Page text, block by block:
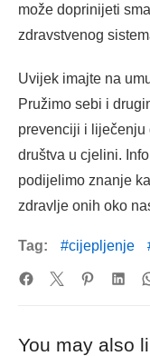
može doprinijeti
zdravstvenog
Uvijek imajte na
Pružimo sebi i
prevenciji i liječenju
društva u cjelini.
podijelimo znanje
zdravlje onih oko
Tag: cijepljenje
You may also